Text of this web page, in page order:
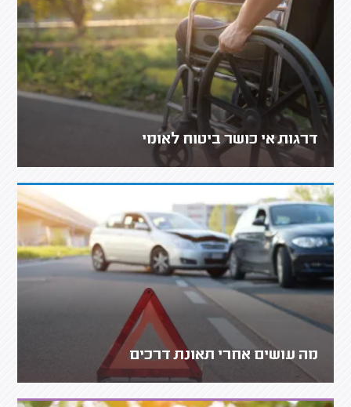
דרגות אי כושר ביטוח לאומי
מה עושים אחרי תאונת דרכים